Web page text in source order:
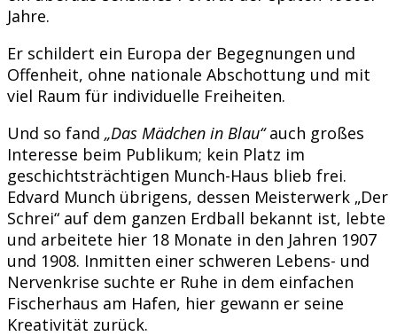
Jahre.
Er schildert ein Europa der Begegnungen und
Offenheit, ohne nationale Abschottung und mit
viel Raum für individuelle Freiheiten.
Und so fand „Das Mädchen in Blau“auch großes
Interesse beim Publikum; kein Platz im
geschichtsträchtigen Munch-Haus blieb frei.
Edvard Munch übrigens, dessen Meisterwerk „Der
Schrei“ auf dem ganzen Erdball bekannt ist, lebte
und arbeitete hier 18 Monate in den Jahren 1907
und 1908. Inmitten einer schweren Lebens- und
Nervenkrise suchte er Ruhe in dem einfachen
Fischerhaus am Hafen, hier gewann er seine
Kreativität zurück.